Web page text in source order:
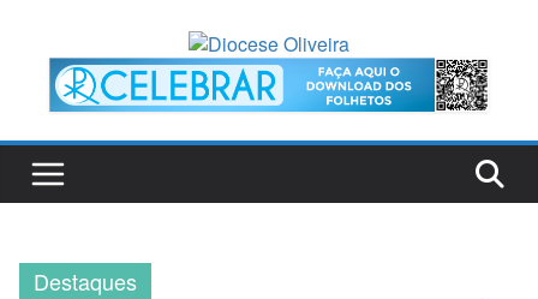
conteúdo
Destaques